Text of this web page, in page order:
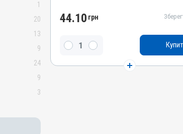
1
20
13
9
24
9
3
Порошок
Бензилпеніциліну натрієва сіль,
Стрептоміцину сульфат, Стрептоцид білий
44.10 грн